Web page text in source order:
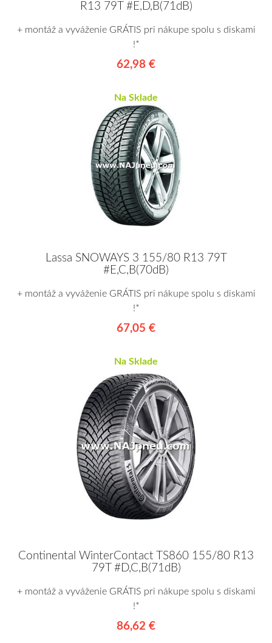
R13 79T #E,D,B(71dB)
+ montáž a vyváženie GRÁTIS pri nákupe spolu s diskami
!*
62,98 €
Na Sklade
Lassa SNOWAYS 3 155/80 R13 79T
#E,C,B(70dB)
+ montáž a vyváženie GRÁTIS pri nákupe spolu s diskami
!*
67,05 €
Na Sklade
Continental WinterContact TS860 155/80 R13
79T #D,C,B(71dB)
+ montáž a vyváženie GRÁTIS pri nákupe spolu s diskami
!*
86,62 €